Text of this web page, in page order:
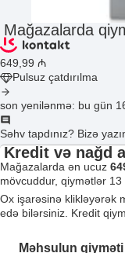
Mağazalarda
649 ,99 ₼
Pulsuz çatdırılma
son yenilənmə: bu gün
Səhv tapdınız? Bizə
Kredit və nağd
Mağazalarda ən ucuz
mövcuddur, qiymətlər
Ox işarəsinə klikləyərək
edə bilərsiniz. Kredit
Məhsulun